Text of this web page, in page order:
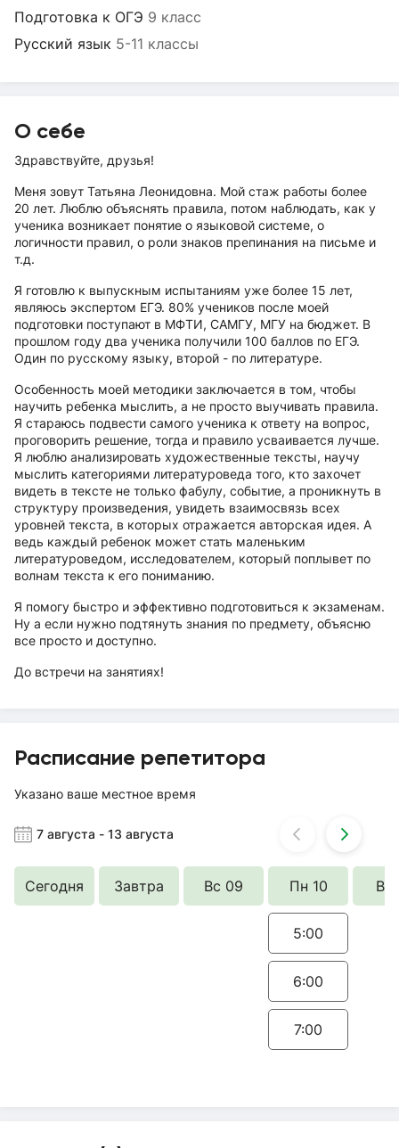
Подготовка к ОГЭ 9 класс
Русский язык 5-11 классы
О себе
Здравствуйте, друзья!
Меня зовут Татьяна Леонидовна. Мой стаж работы более
20 лет. Люблю объяснять правила, потом наблюдать, как у
ученика возникает понятие о языковой системе, о
логичности правил, о роли знаков препинания на письме и
т.д.
Я готовлю к выпускным испытаниям уже более 15 лет,
являюсь экспертом ЕГЭ. 80% учеников после моей
подготовки поступают в МФТИ, САМГУ, МГУ на бюджет. В
прошлом году два ученика получили 100 баллов по ЕГЭ.
Один по русскому языку, второй - по литературе.
Особенность моей методики заключается в том, чтобы
научить ребенка мыслить, а не просто выучивать правила.
Я стараюсь подвести самого ученика к ответу на вопрос,
проговорить решение, тогда и правило усваивается лучше.
Я люблю анализировать художественные тексты, научу
мыслить категориями литературоведа того, кто захочет
видеть в тексте не только фабулу, событие, а проникнуть в
структуру произведения, увидеть взаимосвязь всех
уровней текста, в которых отражается авторская идея. А
ведь каждый ребенок может стать маленьким
литературоведом, исследователем, который поплывет по
волнам текста к его пониманию.
Я помогу быстро и эффективно подготовиться к экзаменам.
Ну а если нужно подтянуть знания по предмету, объясню
все просто и доступно.
До встречи на занятиях!
Расписание репетитора
Указано ваше местное время
7 августа - 13 августа
Сегодня Завтра Вс 09 Пн 10 Вт
5:00
6:00
7:00